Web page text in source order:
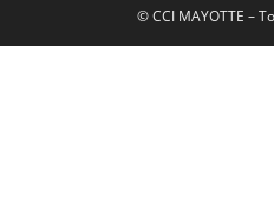
© CCI MAYOTTE –